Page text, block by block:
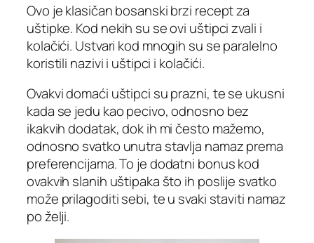
Ovo je klasičan bosanski brzi recept za
uštipke. Kod nekih su se ovi uštipci zvali i
kolačići. Ustvari kod mnogih su se paralelno
koristili nazivi i uštipci i kolačići.
Ovakvi domaći uštipci su prazni, te se ukusni
kada se jedu kao pecivo, odnosno bez
ikakvih dodatak, dok ih mi često mažemo,
odnosno svatko unutra stavlja namaz prema
preferencijama. To je dodatni bonus kod
ovakvih slanih uštipaka što ih poslije svatko
može prilagoditi sebi, te u svaki staviti namaz
po želji.